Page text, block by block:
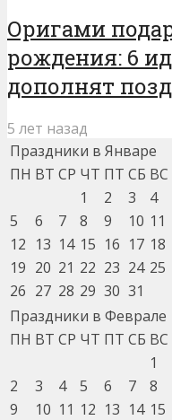
Оригами
рождения: 6
дополнят
5 лет назад
Праздники в Январе
ПН ВТ СР ЧТ ПТ СБ ВС
1
2 3
4
5
6 7 8 9 10 11
12 13 14 15 16 17 18
19 20 21 22 23 24 25
26 27 28 29 30 31
Праздники в Феврале
ПН ВТ СР ЧТ ПТ СБ ВС
1
2
3 4 5 6 7
8
9
10 11 12 13 14 15